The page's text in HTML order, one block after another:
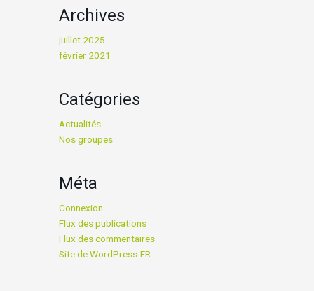
Archives
juillet 2025
février 2021
Catégories
Actualités
Nos groupes
Méta
Connexion
Flux des publications
Flux des commentaires
Site de WordPress-FR